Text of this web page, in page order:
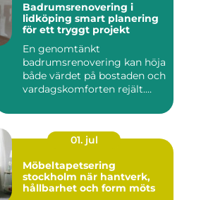
Badrumsrenovering i
lidköping smart planering
för ett tryggt projekt
En genomtänkt
badrumsrenovering kan höja
både värdet på bostaden och
vardagskomforten rejält.
01. jul
Möbeltapetsering
stockholm när hantverk,
hållbarhet och form möts